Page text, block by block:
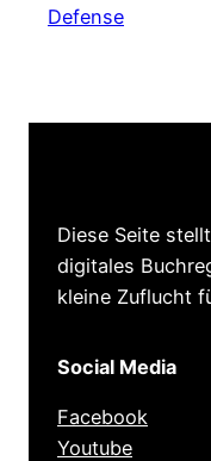
Defense
Diese Seite
digitales
kleine Zuflucht
Social Media
Facebook
Youtube